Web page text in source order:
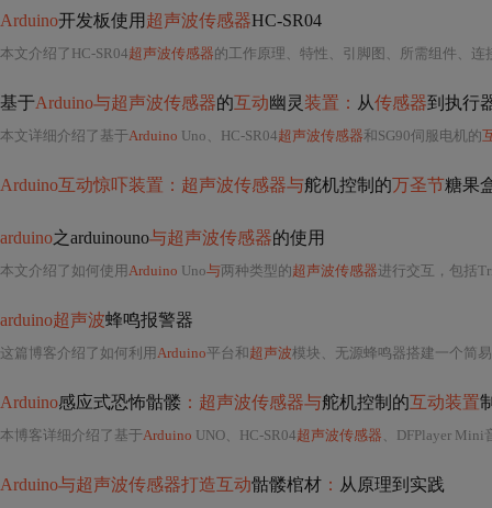
Arduino开发板使用 超声波传感器HC-SR04
本文介绍了HC-SR04超声波传感器的工作原理、特性、引脚图、所需组件、连
基于Arduino与超声波传感器的互动幽灵 装置： 从传感器到执行
本文详细介绍了基于Arduino Uno、HC-SR04超声波传感器和SG90伺服电机的
Arduino互动惊吓装置：超声波传感器与舵机控制的万圣节糖果
arduino之arduinouno与超声波传感器的使用
本文介绍了如何使用Arduino Uno与两种类型的超声波传感器进行交互，包括Trigger型和寻址发指令型。
arduino超声波蜂鸣报警器
这篇博客介绍了如何利用Arduino平台和超声波模块、无源蜂鸣器搭建一个简
Arduino感应式恐怖骷髅 ：超声波传感器与舵机控制的互动装置
本博客详细介绍了基于Arduino UNO、HC-SR04超声波传感器 、DFPlayer Mini音频
Arduino与超声波传感器打造互动骷髅棺材 ： 从原理到实践